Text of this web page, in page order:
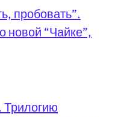
пробовать”.
новой “Чайке”,